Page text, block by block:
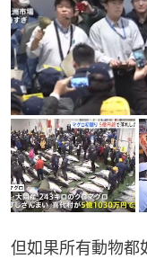
但如果所有動物都